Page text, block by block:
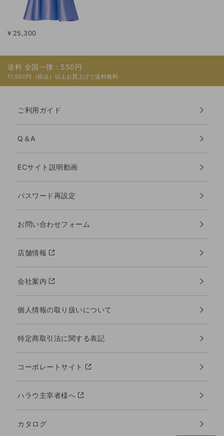
￥25,300
送料 全国一律：550円
11,000円（税込）以上お買上げで送料無料
ご利用ガイド
Q＆A
ECサイト説明動画
パスワード再設定
お問い合わせフォーム
店舗情報
会社案内
個人情報の取り扱いについて
特定商取引法に関する表記
コーポレートサイト
ハラウ主宰者様へ
カタログ